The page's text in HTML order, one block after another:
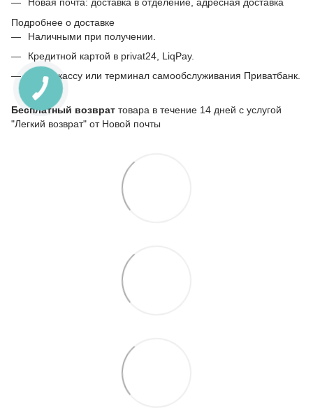
Новая почта: доставка в отделение, адресная доставка
Подробнее о доставке
Наличными при получении.
Кредитной картой в privat24, LiqPay.
Через кассу или терминал самообслуживания Приватбанк.
Бесплатный возврат товара в течение 14 дней с услугой
"Легкий возврат" от Новой почты